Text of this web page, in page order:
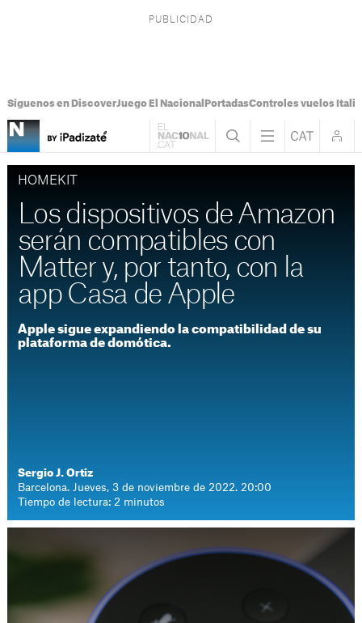
Síguenos en DiscoverJuego El Nacional PortadasControles vuelos Italia
HOMEKIT
Los dispositivos de Amazon
serán compatibles con
Matter y, por tanto, con la
app Casa de Apple
Apple sigue expandiendo la compatibilidad de su
plataforma de domótica.
Sergio J. Ortiz
Barcelona. Jueves, 3 de noviembre de 2022. 20:00
Tiempo de lectura: 2 minutos